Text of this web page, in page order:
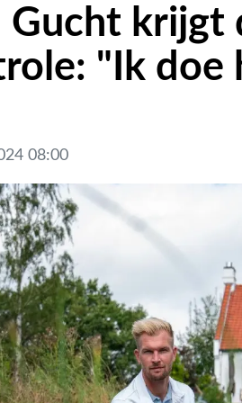
Gucht krijgt
"Ik doe
08:00